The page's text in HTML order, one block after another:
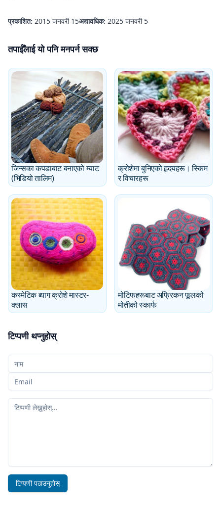
प्रकाशित: 2015 जनवरी 15अद्यावधिक: 2025 जनवरी 5
तपाईँलाई यो पनि मनपर्न सक्छ
जिन्सका कपडाबाट बनाएको म्याट
(भिडियो तालिम)
क्रोशेमा बुनिएको हृदयहरू। स्किम
र विचारहरू
कस्मेटिक ब्याग क्रोशे मास्टर-
क्लास
मोटिफहरूबाट अफ्रिकन फूलको
मोतीको स्कार्फ
टिप्पणी थप्नुहोस्
तपाईँको नाम
तपाईँको इमेल
तपाईँको टिप्पणी
टिप्पणी पठाउनुहोस्